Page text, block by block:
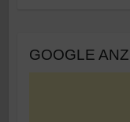
GOOGLE